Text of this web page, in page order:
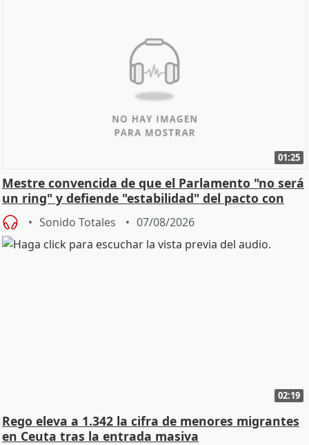
01:25
Mestre convencida de que el Parlamento "no será
un ring" y defiende "estabilidad" del pacto con
Vox
Sonido Totales 07/08/2026
02:19
Rego eleva a 1.342 la cifra de menores migrantes
en Ceuta tras la entrada masiva